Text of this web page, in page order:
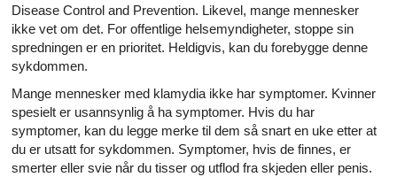
Disease Control and Prevention. Likevel, mange mennesker
ikke vet om det. For offentlige helsemyndigheter, stoppe sin
spredningen er en prioritet. Heldigvis, kan du forebygge denne
sykdommen.
Mange mennesker med klamydia ikke har symptomer. Kvinner
spesielt er usannsynlig å ha symptomer. Hvis du har
symptomer, kan du legge merke til dem så snart en uke etter at
du er utsatt for sykdommen. Symptomer, hvis de finnes, er
smerter eller svie når du tisser og utflod fra skjeden eller penis.